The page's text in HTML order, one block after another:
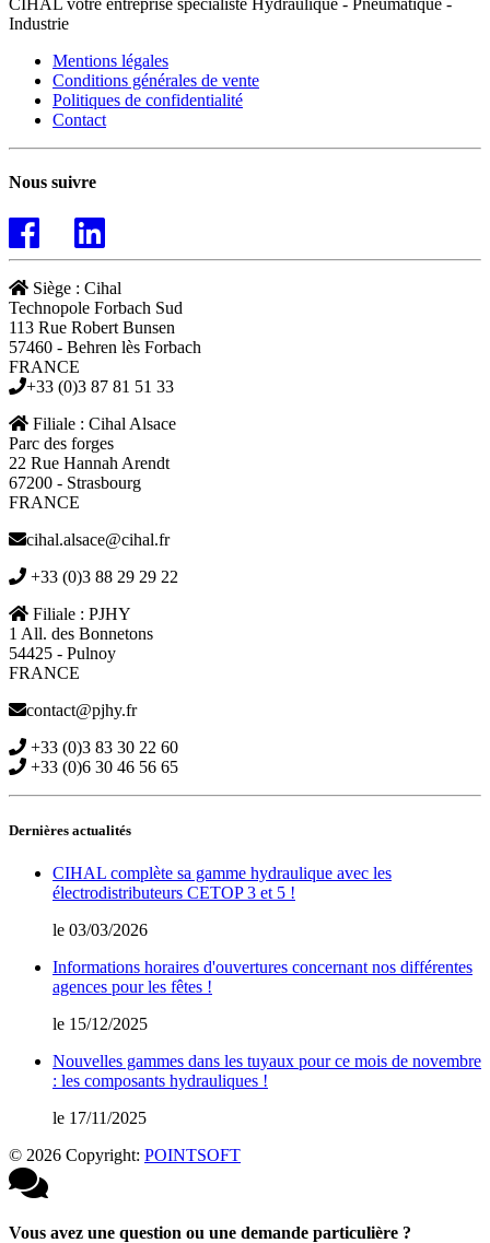
Industrie
Mentions légales
Conditions générales de vente
Politiques de confidentialité
Contact
Nous suivre
Siège : Cihal
Technopole Forbach Sud
113 Rue Robert Bunsen
57460 - Behren lès Forbach
FRANCE
+33 (0)3 87 81 51 33
Filiale : Cihal Alsace
Parc des forges
22 Rue Hannah Arendt
67200 - Strasbourg
FRANCE
cihal.alsace@cihal.fr
+33 (0)3 88 29 29 22
Filiale : PJHY
1 All. des Bonnetons
54425 - Pulnoy
FRANCE
contact@pjhy.fr
+33 (0)3 83 30 22 60
+33 (0)6 30 46 56 65
Dernières actualités
CIHAL complète sa gamme hydraulique avec les
électrodistributeurs CETOP 3 et 5 !
le 03/03/2026
Informations horaires d'ouvertures concernant nos différentes
agences pour les fêtes !
le 15/12/2025
Nouvelles gammes dans les tuyaux pour ce mois de novembre
: les composants hydrauliques !
le 17/11/2025
© 2026 Copyright: POINTSOFT
Vous avez une question ou une demande particulière ?